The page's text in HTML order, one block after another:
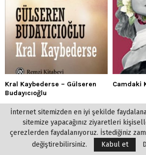
Kral Kaybederse – Gülseren
Budayıcıoğlu
Camdaki
SOSYAL MEDYA
İnternet sitemizden en iyi şekilde
sitemize yapacağınız ziyaretleri
çerezlerden faydalanıyoruz. İstediğiniz
değiştirebilirsiniz.
Kabul et